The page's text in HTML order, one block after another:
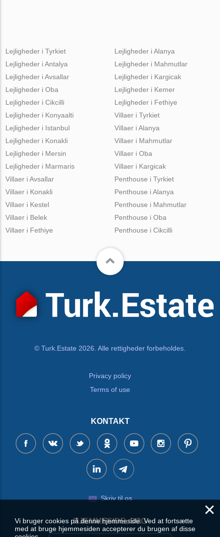
Lejligheder i Tyrkiet
Lejligheder i Antalya
Lejligheder i Avsallar
Lejligheder i Oba
Lejligheder i Cikcilli
Lejligheder i Alanya
Lejligheder i Mahmutlar
Lejligheder i Kargicak
Lejligheder i Kemer
Lejligheder i Fethiye
Lejligheder i Konyaalti
Lejligheder i Istanbul
Lejligheder i Konakli
Lejligheder i Mersin
Lejligheder i Marmaris
Villaer i Tyrkiet
Villaer i Alanya
Villaer i Mahmutlar
Villaer i Oba
Villaer i Kargicak
Villaer i Avsallar
Villaer i Konakli
Villaer i Kestel
Villaer i Belek
Villaer i Fethiye
Penthouse i Tyrkiet
Penthouse i Alanya
Penthouse i Mahmutlar
Penthouse i Oba
Penthouse i Cikcilli
© Turk.Estate 2026. Alle rettigheder forbeholdes.
Privacy policy
Terms of use
KONTAKT
Skriv til os
HJEMMESIDE, SØG
×
Vi bruger cookies på denne hjemmeside. Ved at fortsætte
med at bruge hjemmesiden accepterer du brugen af disse